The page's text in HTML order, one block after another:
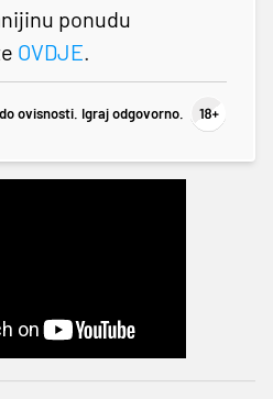
ponudu
OVDJE.
ovisnosti. Igraj odgovorno.